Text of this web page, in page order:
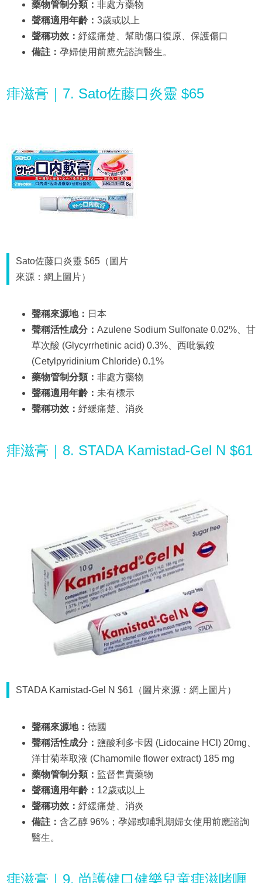
藥物管制分類： 非處方藥物
聲稱適用年齡： 3歲或以上
聲稱功效： 紓緩痛楚、幫助傷口復原、保護傷口
備註： 孕婦使用前應先諮詢醫生。
痱滋膏｜7. Sato佐藤口炎靈 $65
Sato佐藤口炎靈 $65（圖片
來源：網上圖片）
聲稱來源地： 日本
聲稱活性成分： Azulene Sodium Sulfonate 0.02%、甘
草次酸 (Glycyrrhetinic acid) 0.3%、西吡氯銨
(Cetylpyridinium Chloride) 0.1%
藥物管制分類： 非處方藥物
聲稱適用年齡： 未有標示
聲稱功效： 紓緩痛楚、消炎
痱滋膏｜8. STADA Kamistad-Gel N $61
STADA Kamistad-Gel N $61（圖片來源：網上圖片）
聲稱來源地： 德國
聲稱活性成分： 鹽酸利多卡因 (Lidocaine HCl) 20mg、
洋甘菊萃取液 (Chamomile flower extract) 185 mg
藥物管制分類： 監督售賣藥物
聲稱適用年齡： 12歲或以上
聲稱功效： 紓緩痛楚、消炎
備註： 含乙醇 96%；孕婦或哺乳期婦女使用前應諮詢
醫生。
痱滋膏｜9. 尚護健口健樂兒童痱滋啫喱